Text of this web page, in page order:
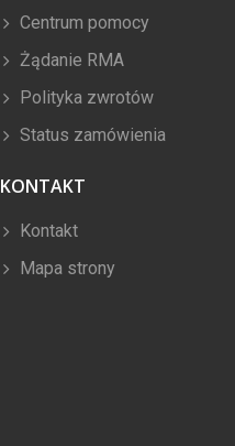
Centrum pomocy
Żądanie RMA
Polityka zwrotów
Status zamówienia
KONTAKT
Kontakt
Mapa strony